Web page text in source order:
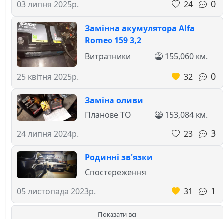
03 липня 2025р. 24 0
Замінна акумулятора Alfa
Romeo 159 3,2
25 квітня 2025р.
Витратники
155,060 км.
32
0
Заміна оливи
24 липня 2024р.
Планове ТО
153,084 км.
23
3
Родинні зв'язки
05 листопада 2023р.
Спостереження
31
1
Показати всі